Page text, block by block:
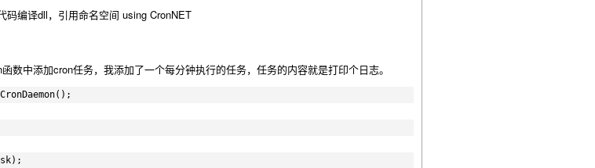
码编译dll，引用命名空间 using CronNET
中添加cron任务，我添加了一个每分钟执行的任务，任务的内容就是打印个日志。
CronDaemon();